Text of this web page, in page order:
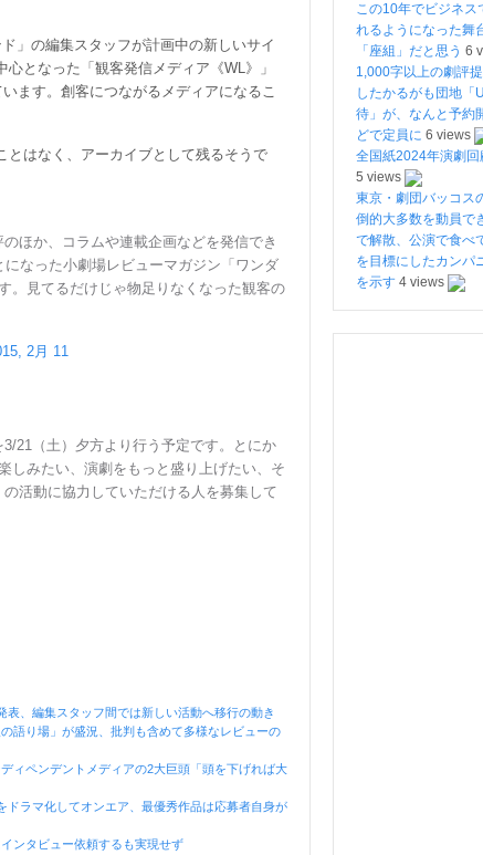
」の編集スタッフが計画中の新しいサイ
となった「観客発信メディア《WL》」
ます。創客につながるメディアになるこ
とはなく、アーカイブとして残るそうで
ほか、コラムや連載企画などを発信でき
なった小劇場レビューマガジン「ワンダ
。見てるだけじゃ物足りなくなった観客の
2月 11
21（土）夕方より行う予定です。とにか
しみたい、演劇をもっと盛り上げたい、そ
活動に協力していただける人を募集して
、編集スタッフ間では新しい活動へ移行の動き
語り場」が盛況、批判も含めて多様なレビューの
ィペンデントメディアの2大巨頭「頭を下げれば大
ラマ化してオンエア、最優秀作品は応募者自身が
ンタビュー依頼するも実現せず
この10年でビジネス
れるようになった舞
「座組」だと思う 6
1,000字以上の劇評
したかるがも団地「
待」が、なんと予約
どで定員に 6 views
全国紙2024年演劇
5 views
東京・劇団バッコス
倒的大多数を動員で
で解散、公演で食べ
を目標にしたカンパ
を示す 4 views